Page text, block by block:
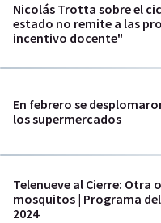
Nicolás Trotta sobre el
estado no remite a las
incentivo docente"
En febrero se
los supermercados
Telenueve al Cierre: Otra
mosquitos | Programa
2024